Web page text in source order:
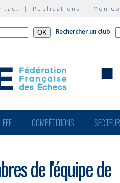
| Publications | Mon
Rechercher un club
FFE COMPÉTITIONS
de l'équipe de